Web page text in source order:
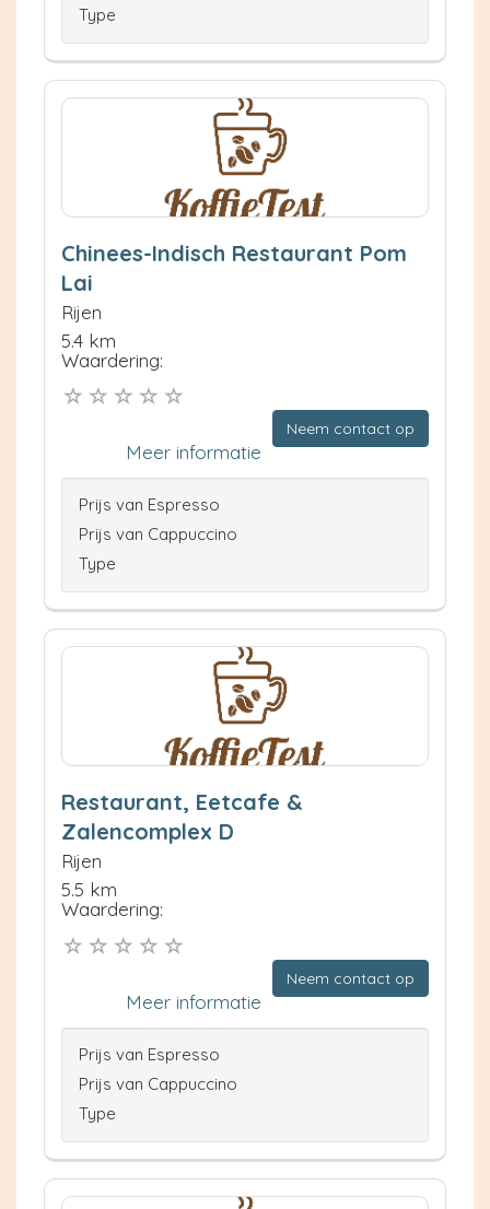
Type
Chinees-Indisch Restaurant Pom
Lai
Rijen
5.4 km
Waardering:
Neem contact op
Meer informatie
Prijs van Espresso
Prijs van Cappuccino
Type
Restaurant, Eetcafe &
Zalencomplex D
Rijen
5.5 km
Waardering:
Neem contact op
Meer informatie
Prijs van Espresso
Prijs van Cappuccino
Type